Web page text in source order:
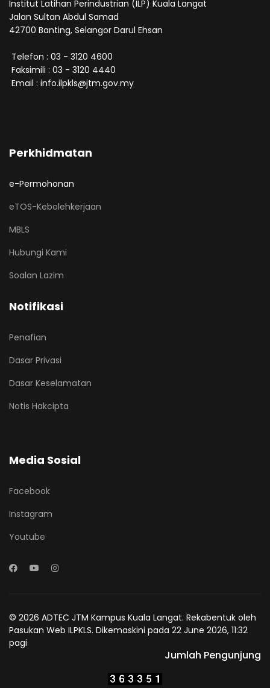
Institut Latihan Perindustrian (ILP) Kuala Langat
Jalan Sultan Abdul Samad
42700 Banting, Selangor Darul Ehsan
Telefon : 03 - 3120 4600
Faksimili : 03 - 3120 4440
Email : info.ilpkls@jtm.gov.my
Perkhidmatan
e-Permohonan
eTOS-Kebolehkerjaan
MBLS
Hubungi Kami
Soalan Lazim
Notifikasi
Penafian
Dasar Privasi
Dasar Keselamatan
Notis Hakcipta
Media Sosial
Facebook
Instagram
Youtube
© 2026 ADTEC JTM Kampus Kuala Langat. Rekabentuk oleh
Pasukan Web ILPKLS. Dikemaskini pada 22 June 2026, 11:32
pagi
Jumlah Pengunjung